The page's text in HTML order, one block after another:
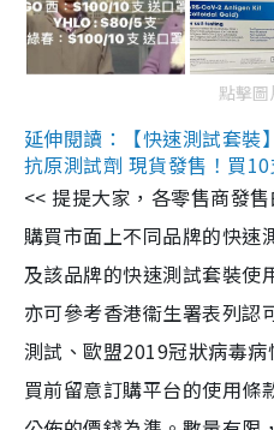
點擊
延伸閱讀：【快速測試套裝
抗原測試劑 現貨發售！買
<< 提提大家，各零售商發
購買市面上不同品牌的快速
及該品牌的快速測試套裝使
亦可參考香港衞生署表列認
測試、歐盟2019冠狀病毒
買前留意訂購平台的使用條